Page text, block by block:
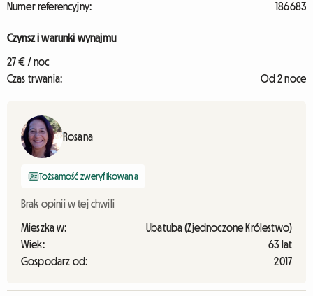
Numer referencyjny:
186683
Czynsz i warunki wynajmu
27 € / noc
Czas trwania:
Od 2 noce
Rosana
Tożsamość zweryfikowana
Brak opinii w tej chwili
Mieszka w:
Ubatuba (Zjednoczone Królestwo)
Wiek:
63 lat
Gospodarz od:
2017